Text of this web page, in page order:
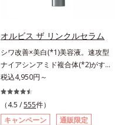
*6 乾燥による*7 保湿成分*8
ロニセラカエルレア果汁、ノバラエ
キス配合＝うるおいを与えハリと透
明感に満ちた肌へ導く保湿成分*9
エキス配合＝角層のすみずみまで水
分・油分を保ち、ハリ・ツヤを与え
る保湿成分*10 気持ちのことアレ
ように肌のノイズをふわっとカバー
じさせない、軽やかな美肌に整えま
もしっかりカットします。※外観色
や肌に塗布した直後の色が濃く見え
ますが、肌になじんだ後の色みは他
のファンデーションと同等です。*1
炭酸Ca配合＝化粧持ち向上粉体*2
（HDI/トリメチロールヘキシルラク
オルビス ザ リンクルセラム
シワ改善×美白(*1)美容液。速攻型
ナイアシンアミド複合体(*2)がすば
やく浸透(*3)。ピンと、パッと。大
人の肌にハリ感を。シワ改善×美白
(*1)美容液。ポーラ化成 研究所の独
自研究で見出した、速攻型ナイアシ
税込4,950円～
（4.5 /555件）
キャンペーン
通販限定